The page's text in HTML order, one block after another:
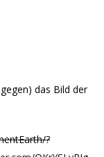
das Bild der
?